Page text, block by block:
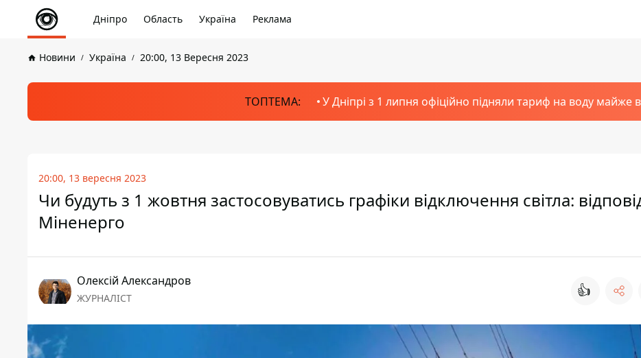
Дніпро Область Україна Реклама
Новини Україна 20:00, 13 Вересня 2023
ТОПТЕМА: У Дніпрі з 1 липня офіційно підняли тариф на воду майже
20:00, 13 вересня 2023
Чи будуть з 1 жовтня застосовуватись графіки відключення світла:
Міненерго
Олексій Александров
ЖУРНАЛІСТ 👍